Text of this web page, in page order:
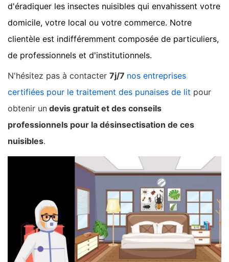
d'éradiquer les insectes nuisibles qui envahissent votre
domicile, votre local ou votre commerce. Notre
clientèle est indifféremment composée de particuliers,
de professionnels et d'institutionnels.
N'hésitez pas à contacter 7j/7 nos entreprises
certifiées pour le traitement des punaises de lit pour
obtenir un devis gratuit et des conseils
professionnels pour la désinsectisation de ces
nuisibles.